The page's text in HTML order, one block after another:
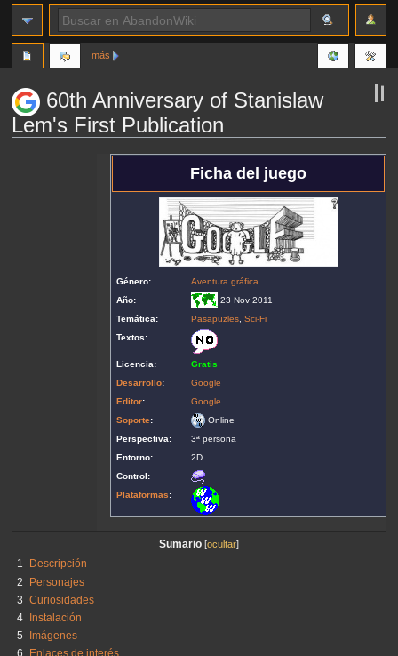
60th Anniversary of Stanislaw
Lem's First Publication
Ficha del juego
Género:
Aventura gráfica
Año:
23 Nov 2011
Temática:
Pasapuzles ,Sci-Fi
Textos:
Licencia:
Gratis
Desarrollo:
Google
Editor:
Google
Soporte:
Online
Perspectiva:
3ª persona
Entorno:
2D
Control:
Plataformas:
Sumario
1
Descripción
2
Personajes
3 Curiosidades
4
Instalación
5
Imágenes
más